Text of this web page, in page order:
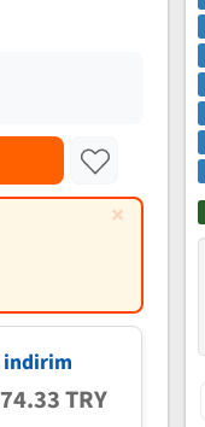
×
indirim
TRY